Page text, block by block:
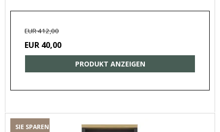
EUR 412,00
EUR 40,00
PRODUKT ANZEIGEN
SIE SPAREN